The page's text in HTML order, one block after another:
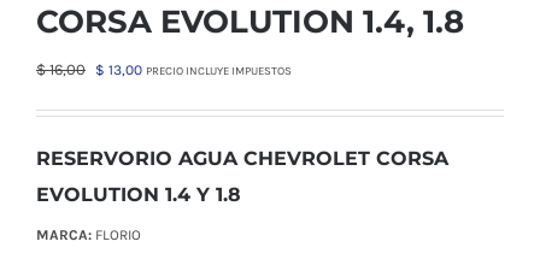
CORSA EVOLUTION 1.4, 1.8
$16,00
El
original
$ 13,00El
actual
PRECIO INCLUYE IMPUESTOS
RESERVORIO AGUA CHEVROLET CORSA
EVOLUTION 1.4 Y 1.8
MARCA: FLORIO